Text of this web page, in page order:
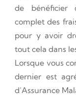
de bénéficier
complet des
pour y avoir
tout cela dans
Lorsque vous
dernier est
d’Assurance